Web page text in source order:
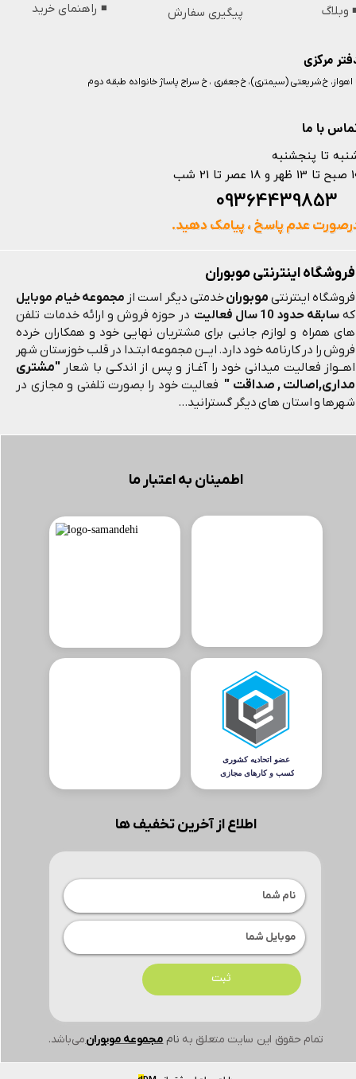
فروشگاه اینترنتی موبوران
فروشگاه اینترنتی موبورانخدمتی دیگر است از مجموعه خیام موبایل
که سابقه حدود 10 سال فعالیت
در حوزه فروش و ارائه خدمات تلفن
های همراه و لوازم جانبی برای مشتریان نهایی خود و همکاران خرده
فروش را در کارنامه خود دارد. ایــن مجموعه ابتـدا در قلب خوزستان شهر
اهــواز فعالیت میدانی خود را آغـاز و پس از اندکـی با شعار "مشتری
مداری,اصالت , صداقت " فعالیت خود را بصورت تلفنی و مجازی در
شهرها و استان های دیگر گسترانید...
تمام حقوق این سایت متعلق به ناممجموعه موبورانمی‌باشد.
اطمینان به اعتبار ما
اطلاع از آخرین تخفیف ها
ثبت
مرکزی
با ما
اهواز، خ شریعتی (سیمتری)، خ جعفری ، خ سراج پاساژ خانواده طبقه دوم
تا پنجشنبه
تا 21 شب
عدم پاسخ ، پیامک دهید.
◾️ راهنمای خرید
وبلاگ
پیگیری سفارش